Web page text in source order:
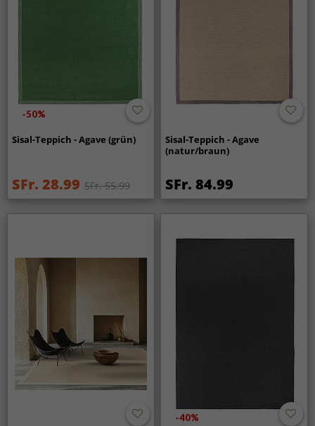
-50%
Sisal-Teppich - Agave (grün)
SFr. 28.99 SFr. 55.99
Sisal-Teppich - Agave
(natur/braun)
SFr. 84.99
-40%